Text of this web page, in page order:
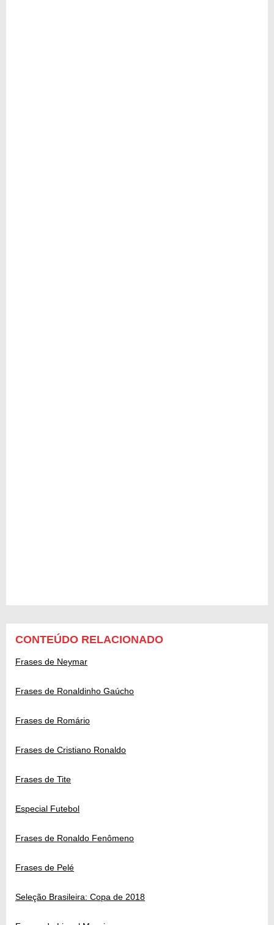
CONTEÚDO RELACIONADO
Frases de Neymar
Frases de Ronaldinho Gaúcho
Frases de Romário
Frases de Cristiano Ronaldo
Frases de Tite
Especial Futebol
Frases de Ronaldo Fenômeno
Frases de Pelé
Seleção Brasileira: Copa de 2018